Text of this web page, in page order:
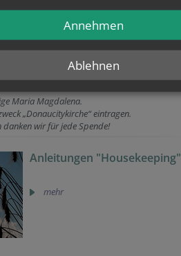
Maria Magdalena an der Alten Donau
Maria Magdalena.
„Donaucitykirche“ eintragen.
wir für jede Spende!
Anleitungen "Housekeeping"
mehr
Ablehnen
Annehmen